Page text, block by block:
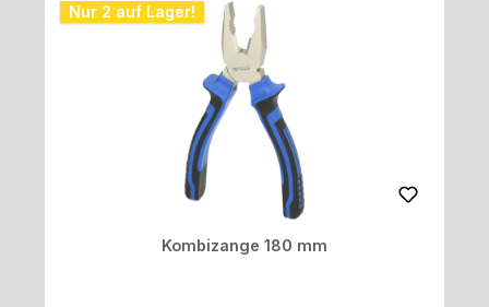
Nur 2 auf Lager!
Kombizange 180 mm